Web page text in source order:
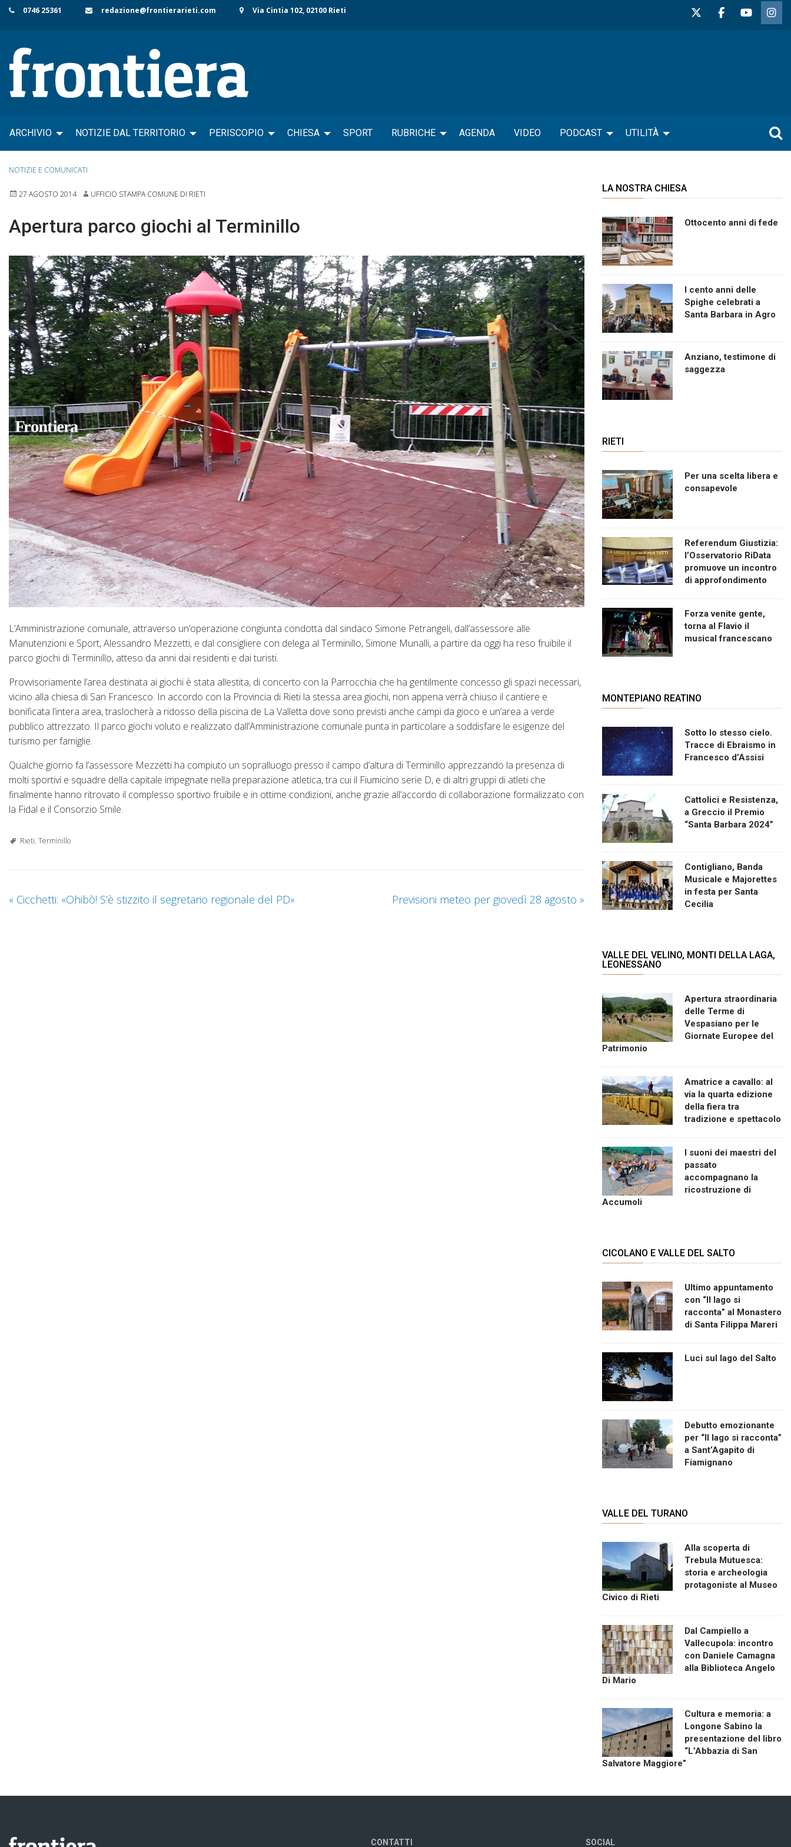
Skip
content
0746 25361 redazione@frontierarieti.com Via Cintia 102, 02100 Rieti
ARCHIVIO NOTIZIE DAL TERRITORIO PERISCOPIO CHIESA SPORT RUBRICHE AGENDA VIDEO PODCAST UTILITÀ
NOTIZIE E COMUNICATI
27 AGOSTO 2014 UFFICIO STAMPA COMUNE DI RIETI
Apertura parco giochi al Terminillo
L’Amministrazione comunale, attraverso un’operazione congiunta condotta dal sindaco Simone Petrangeli, dall’assessore alle
Manutenzioni e Sport, Alessandro Mezzetti, e dal consigliere con delega al Terminillo, Simone Munalli, a partire da oggi ha reso fruibile il
parco giochi di Terminillo, atteso da anni dai residenti e dai turisti.
Provvisoriamente l’area destinata ai giochi è stata allestita, di concerto con la Parrocchia che ha gentilmente concesso gli spazi necessari,
vicino alla chiesa di San Francesco. In accordo con la Provincia di Rieti la stessa area giochi, non appena verrà chiuso il cantiere e
bonificata l’intera area, traslocherà a ridosso della piscina de La Valletta dove sono previsti anche campi da gioco e un’area a verde
pubblico attrezzato. Il parco giochi voluto e realizzato dall’Amministrazione comunale punta in particolare a soddisfare le esigenze del
turismo per famiglie.
Qualche giorno fa l’assessore Mezzetti ha compiuto un sopralluogo presso il campo d’altura di Terminillo apprezzando la presenza di
molti sportivi e squadre della capitale impegnate nella preparazione atletica, tra cui il Fiumicino serie D, e di altri gruppi di atleti che
finalmente hanno ritrovato il complesso sportivo fruibile e in ottime condizioni, anche grazie all’accordo di collaborazione formalizzato con
la Fidal e il Consorzio Smile.
Rieti, Terminillo
« Cicchetti: «Ohibò! S’è stizzito il segretario regionale del PD» Previsioni meteo per giovedì 28 agosto »
LA NOSTRA CHIESA
Ottocento anni di fede
I cento anni delle
Spighe celebrati a
Santa Barbara in Agro
Anziano, testimone di
saggezza
RIETI
Per una scelta libera e
consapevole
Referendum Giustizia:
l’Osservatorio RiData
promuove un incontro
di approfondimento
Forza venite gente,
torna al Flavio il
musical francescano
MONTEPIANO REATINO
Sotto lo stesso cielo.
Tracce di Ebraismo in
Francesco d’Assisi
Cattolici e Resistenza,
a Greccio il Premio
“Santa Barbara 2024”
Contigliano, Banda
Musicale e Majorettes
in festa per Santa
Cecilia
VALLE DEL VELINO, MONTI DELLA LAGA,
LEONESSANO
Apertura straordinaria
delle Terme di
Vespasiano per le
Giornate Europee del
Patrimonio
Amatrice a cavallo: al
via la quarta edizione
della fiera tra
tradizione e spettacolo
I suoni dei maestri del
passato
accompagnano la
ricostruzione di
Accumoli
CICOLANO E VALLE DEL SALTO
Ultimo appuntamento
con “Il lago si
racconta” al Monastero
di Santa Filippa Mareri
Luci sul lago del Salto
Debutto emozionante
per “Il lago si racconta”
a Sant’Agapito di
Fiamignano
VALLE DEL TURANO
Alla scoperta di
Trebula Mutuesca:
storia e archeologia
protagoniste al Museo
Civico di Rieti
Dal Campiello a
Vallecupola: incontro
con Daniele Camagna
alla Biblioteca Angelo
Di Mario
Cultura e memoria: a
Longone Sabino la
presentazione del libro
“L’Abbazia di San
Salvatore Maggiore”
CONTATTI SOCIAL